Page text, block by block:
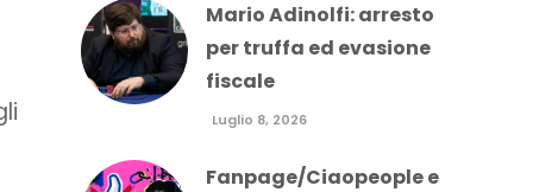
Mario Adinolfi: arresto
per truffa ed evasione
fiscale
Luglio 8, 2026
Fanpage/Ciaopeople e